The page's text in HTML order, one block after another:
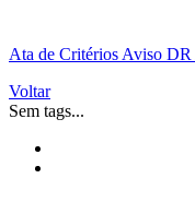
Ata de Critérios Aviso DR
Voltar
Sem tags...